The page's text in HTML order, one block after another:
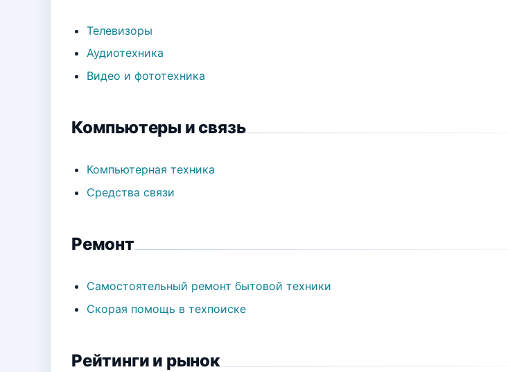
Телевизоры
Аудиотехника
Видео и фототехника
Компьютеры и связь
Компьютерная техника
Средства связи
Ремонт
Самостоятельный ремонт бытовой техники
Скорая помощь в техпоиске
Рейтинги и рынок